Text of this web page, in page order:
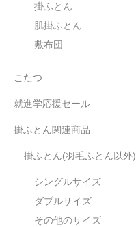
掛ふとん
肌掛ふとん
敷布団
こたつ
就進学応援セール
掛ふとん関連商品
掛ふとん(羽毛ふとん以外)
シングルサイズ
ダブルサイズ
その他のサイズ